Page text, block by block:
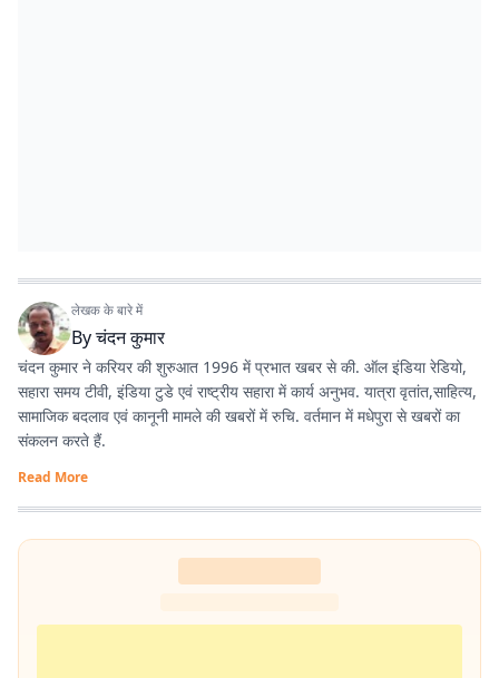
लेखक के बारे में
Byचंदन कुमार
चंदन कुमार ने करियर की शुरुआत 1996 में प्रभात खबर से की. ऑल इंडिया रेडियो,
सहारा समय टीवी, इंडिया टुडे एवं राष्ट्रीय सहारा में कार्य अनुभव. यात्रा वृतांत,साहित्य,
सामाजिक बदलाव एवं कानूनी मामले की खबरों में रुचि. वर्तमान में मधेपुरा से खबरों का
संकलन करते हैं.
Read More